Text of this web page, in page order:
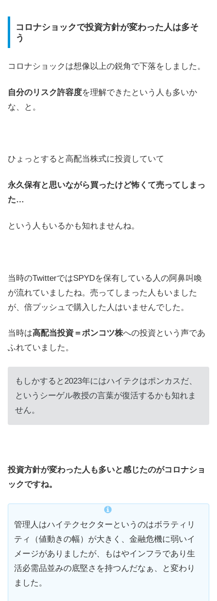
コロナショックで投資方針が変わった人は多そ
う
コロナショックは想像以上の鋭角で下落をしました。
自分のリスク許容度を理解できたという人も多いか
な、と。
ひょっとすると高配当株式に投資していて
永久保有と思いながら買ったけど怖くて売ってしまっ
た…
という人もいるかも知れませんね。
当時のTwitterではSPYDを保有している人の阿鼻叫喚
が流れていましたね。売ってしまった人もいました
が、倍プッシュで購入した人はいませんでした。
当時は高配当投資＝ポンコツ株への投資という声であ
ふれていました。
もしかすると2023年にはハイテクはポンカスだ、
というシーゲル教授の言葉が復活するかも知れま
せん。
投資方針が変わった人も多いと感じたのがコロナショ
ックですね。
管理人はハイテクセクターというのはボラティリ
ティ（値動きの幅）が大きく、金融危機に弱いイ
メージがありましたが、もはやインフラであり生
活必需品並みの底堅さを持つんだなぁ、と変わり
ました。